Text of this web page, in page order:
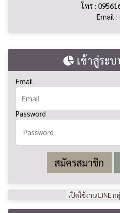
โทร :
Email :
เข้าสู่ระ
Email
Password
สมัครสมาชิก
เปิดใช้งาน LINE